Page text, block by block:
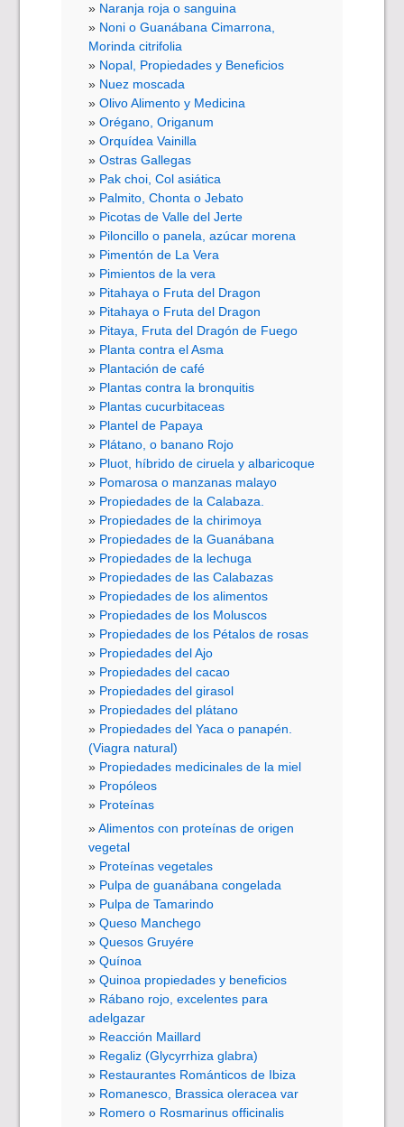
Naranja roja o sanguina
Noni o Guanábana Cimarrona,
Morinda citrifolia
Nopal, Propiedades y Beneficios
Nuez moscada
Olivo Alimento y Medicina
Orégano, Origanum
Orquídea Vainilla
Ostras Gallegas
Pak choi, Col asiática
Palmito, Chonta o Jebato
Picotas de Valle del Jerte
Piloncillo o panela, azúcar morena
Pimentón de La Vera
Pimientos de la vera
Pitahaya o Fruta del Dragon
Pitahaya o Fruta del Dragon
Pitaya, Fruta del Dragón de Fuego
Planta contra el Asma
Plantación de café
Plantas contra la bronquitis
Plantas cucurbitaceas
Plantel de Papaya
Plátano, o banano Rojo
Pluot, híbrido de ciruela y albaricoque
Pomarosa o manzanas malayo
Propiedades de la Calabaza.
Propiedades de la chirimoya
Propiedades de la Guanábana
Propiedades de la lechuga
Propiedades de las Calabazas
Propiedades de los alimentos
Propiedades de los Moluscos
Propiedades de los Pétalos de rosas
Propiedades del Ajo
Propiedades del cacao
Propiedades del girasol
Propiedades del plátano
Propiedades del Yaca o panapén.
(Viagra natural)
Propiedades medicinales de la miel
Propóleos
Proteínas
Alimentos con proteínas de origen
vegetal
Proteínas vegetales
Pulpa de guanábana congelada
Pulpa de Tamarindo
Queso Manchego
Quesos Gruyére
Quínoa
Quinoa propiedades y beneficios
Rábano rojo, excelentes para
adelgazar
Reacción Maillard
Regaliz (Glycyrrhiza glabra)
Restaurantes Románticos de Ibiza
Romanesco, Brassica oleracea var
Romero o Rosmarinus officinalis